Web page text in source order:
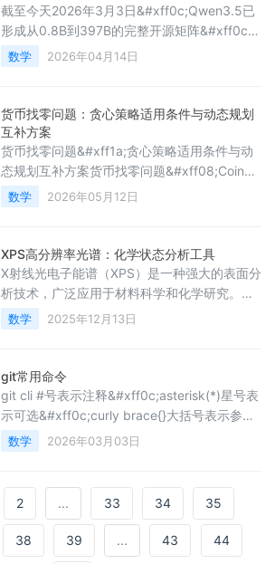
的作用是将各种格式的数据
截至今天2026年3月3日&#xff0c;Qwen3.5已
形成从0.8B到397B的完整开源矩阵&#xff0c;
分为轻量稠密
&#xff08;0.8B/2B/4B/9B/27B&#xff09;、中型
A10B&#xff09;、旗舰MoE&#xff08;397B-
A17B&#xff09;三大梯队。不同尺度在性能、显
存、速度、场景上差异显著&#xff0c;下
数学 2026年04月14日
货币找零问题：贪心策略适用条件与动态规划
互补方案
货币找零问题&#xff1a;贪心策略适用条件与动
态规划互补方案货币找零问题&#xff08;Coin
Change Problem&#xff09;是算法中的经典优
化问题&#xff1a;给定一组货币面值 $S &#61;
0$&#xff09;和一个目标金额 $V$&#xff0c;目
标是找到使用最少硬币数凑出 $V$
数学 2026年05月12日
XPS高分辨率光谱：化学状态分析工具
X射线光电子能谱（XPS）是一种强大的表面分
析技术，广泛应用于材料科学和化学研究。
XPS不仅可以对元素进行定性和定量分析，还
能通过高分辨率光谱提供化学态信息。在锂离
极材料的表面化学态和固体电解质界面相
（SEI）的形成。本文将详细介绍XPS高分辨率
光谱的原理、解析方法及其在实际应用中的重
要性。一、XPS高分辨率光谱的原理XPS高分
辨率光谱是指通过高分辨率测量
数学 2025年12月13日
git常用命令
git cli #号表示注释&#xff0c;asterisk(*)星号表
示可选&#xff0c;curly brace{}大括号表示参数
配置用户信息git config --global user.name
{your name} #to tell git who you are git
tell git
数学 2026年03月03日
2 ... 33 34 35
38 39 ... 43 44